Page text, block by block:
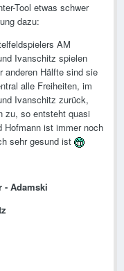
Tool etwas schwer
dazu:
AM
Ivanschitz spielen
anderen Hälfte sind sie
alle Freiheiten, im
Ivanschitz zurück,
zu, so entsteht quasi
Hofmann ist immer noch
sehr gesund ist
- Adamski